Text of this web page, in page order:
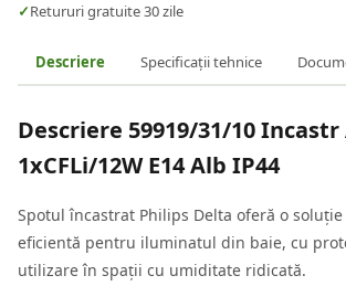
✓Retururi gratuite 30 zile
Descriere Specificații tehnice
Descriere 59919/31/10
1xCFLi/12W E14 Alb IP44
Spotul încastrat Philips Delta oferă o
eficientă pentru iluminatul din baie, cu
utilizare în spații cu umiditate ridicată.